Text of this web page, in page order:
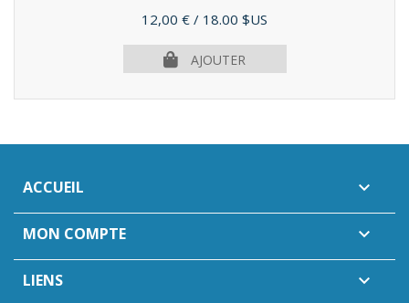
Prix
12,00 € / 18.00 $US
AJOUTER
ACCUEIL 
MON COMPTE 
LIENS 